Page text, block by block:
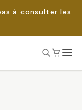
à consulter les